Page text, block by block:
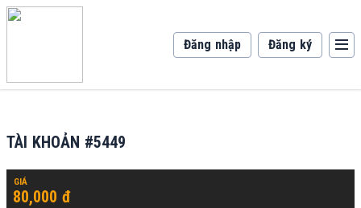
Đăng nhập Đăng ký
TÀI KHOẢN #5449
80,000 đ
GIÁ